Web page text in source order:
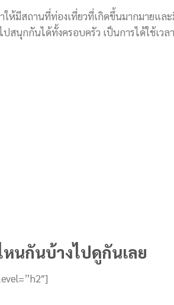
ห้มีสถานที่ท่องเที่ยวที่เกิดขึ้นมากมายแล
สนุกกันได้ทั้งครอบครัว เป็นการได้ใช้เวล
นกันบ้างไปดูกันเลย